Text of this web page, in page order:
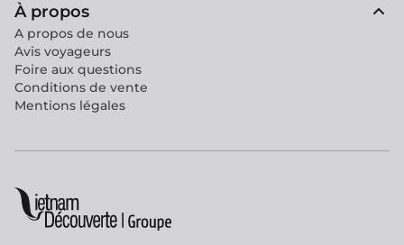
À propos
A propos de nous
Avis voyageurs
Foire aux questions
Conditions de vente
Mentions légales